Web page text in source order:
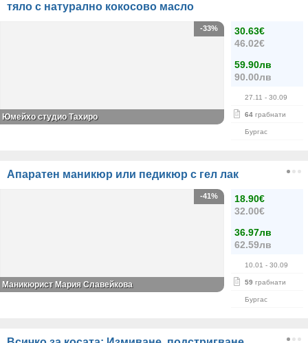
тяло с натурално кокосово масло
30.63€
46.02€
59.90лв
90.00лв
27.11 - 30.09
64 грабнати
Бургас
-33%
Юмейхо студио Тахиро
Апаратен маникюр или педикюр с гел лак
18.90€
32.00€
36.97лв
62.59лв
10.01 - 30.09
59 грабнати
Бургас
-41%
Маникюрист Мария Славейкова